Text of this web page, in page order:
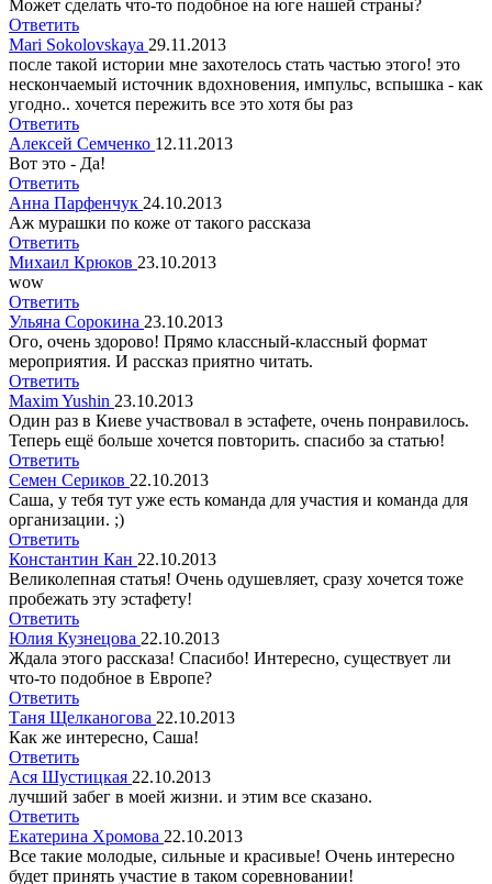
Может сделать что-то подобное на юге нашей страны?
Ответить
Mari Sokolovskaya 29.11.2013
после такой истории мне захотелось стать частью этого! это
нескончаемый источник вдохновения, импульс, вспышка - как
угодно.. хочется пережить все это хотя бы раз
Ответить
Алексей Семченко 12.11.2013
Вот это - Да!
Ответить
Анна Парфенчук 24.10.2013
Аж мурашки по коже от такого рассказа
Ответить
Михаил Крюков 23.10.2013
wow
Ответить
Ульяна Сорокина 23.10.2013
Ого, очень здорово! Прямо классный-классный формат
мероприятия. И рассказ приятно читать.
Ответить
Maxim Yushin 23.10.2013
Один раз в Киеве участвовал в эстафете, очень понравилось.
Теперь ещё больше хочется повторить. спасибо за статью!
Ответить
Семен Сериков 22.10.2013
Саша, у тебя тут уже есть команда для участия и команда для
организации. ;)
Ответить
Константин Кан 22.10.2013
Великолепная статья! Очень одушевляет, сразу хочется тоже
пробежать эту эстафету!
Ответить
Юлия Кузнецова 22.10.2013
Ждала этого рассказа! Спасибо! Интересно, существует ли
что-то подобное в Европе?
Ответить
Таня Щелканогова 22.10.2013
Как же интересно, Саша!
Ответить
Ася Шустицкая 22.10.2013
лучший забег в моей жизни. и этим все сказано.
Ответить
Екатерина Хромова 22.10.2013
Все такие молодые, сильные и красивые! Очень интересно
будет принять участие в таком соревновании!